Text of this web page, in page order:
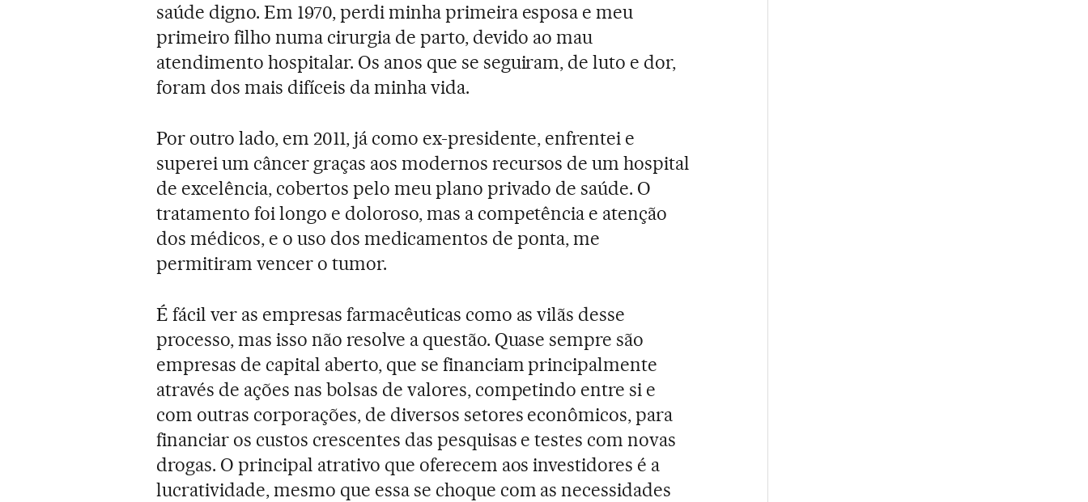
saúde digno. Em 1970, perdi minha primeira esposa e meu
primeiro filho numa cirurgia de parto, devido ao mau
atendimento hospitalar. Os anos que se seguiram, de luto e dor,
foram dos mais difíceis da minha vida.
Por outro lado, em 2011, já como ex-presidente, enfrentei e
superei um câncer graças aos modernos recursos de um hospital
de excelência, cobertos pelo meu plano privado de saúde. O
tratamento foi longo e doloroso, mas a competência e atenção
dos médicos, e o uso dos medicamentos de ponta, me
permitiram vencer o tumor.
É fácil ver as empresas farmacêuticas como as vilãs desse
processo, mas isso não resolve a questão. Quase sempre são
empresas de capital aberto, que se financiam principalmente
através de ações nas bolsas de valores, competindo entre si e
com outras corporações, de diversos setores econômicos, para
financiar os custos crescentes das pesquisas e testes com novas
drogas. O principal atrativo que oferecem aos investidores é a
lucratividade, mesmo que essa se choque com as necessidades